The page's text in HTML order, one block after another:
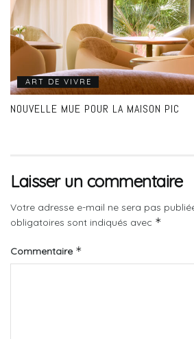
ART DE VIVRE
NOUVELLE MUE POUR LA MAISON PIC
Laisser un commentaire
Votre adresse e-mail ne sera pas
obligatoires sont indiqués avec *
Commentaire *